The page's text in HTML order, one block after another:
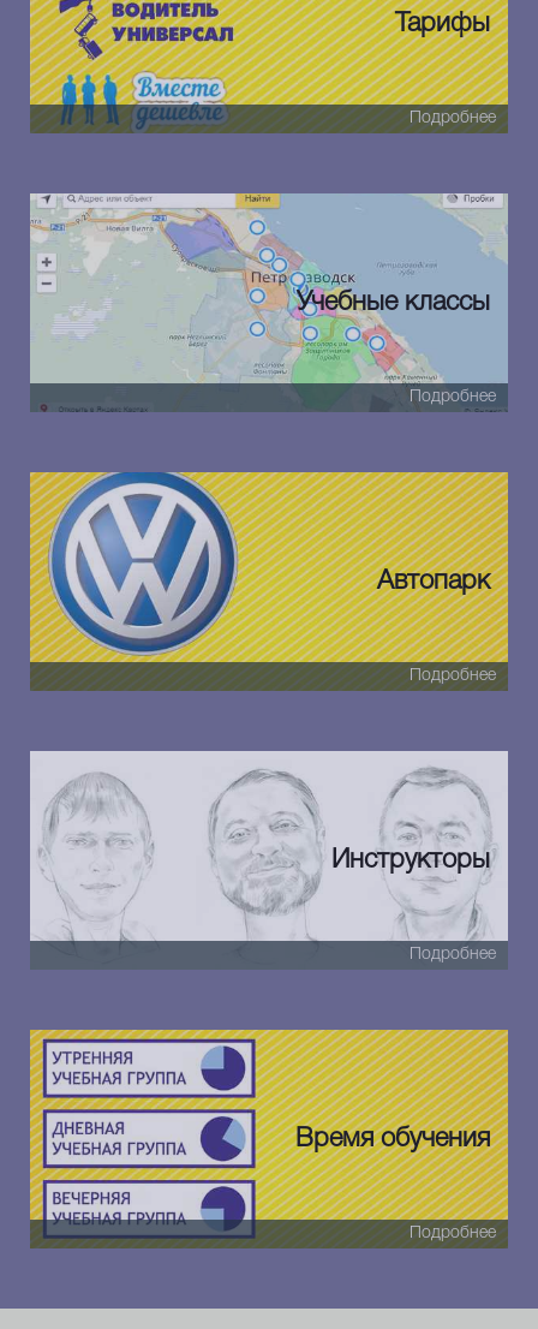
Тарифы
Подробнее
Учебные классы
Подробнее
Автопарк
Подробнее
Инструкторы
Подробнее
Время обучения
Подробнее